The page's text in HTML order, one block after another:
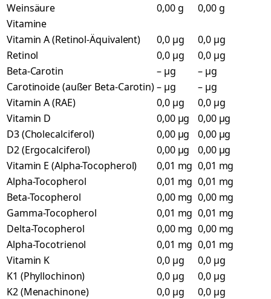
Weinsäure
0,00 g
0,00 g
Vitamine
Vitamin A (Retinol-Äquivalent)
0,0 µg
0,0 µg
Retinol
0,0 µg
0,0 µg
Beta-Carotin
– µg
– µg
Carotinoide (außer Beta-Carotin)– µg
– µg
Vitamin A (RAE)
0,0 µg
0,0 µg
Vitamin D
0,00 µg
0,00 µg
D3 (Cholecalciferol)
0,00 µg
0,00 µg
D2 (Ergocalciferol)
0,00 µg
0,00 µg
Vitamin E (Alpha-Tocopherol)
0,01 mg 0,01 mg
Alpha-Tocopherol
0,01 mg 0,01 mg
Beta-Tocopherol
0,00 mg 0,00 mg
Gamma-Tocopherol
0,01 mg 0,01 mg
Delta-Tocopherol
0,00 mg 0,00 mg
Alpha-Tocotrienol
0,01 mg 0,01 mg
Vitamin K
0,0 µg
0,0 µg
K1 (Phyllochinon)
0,0 µg
0,0 µg
K2 (Menachinone)
0,0 µg
0,0 µg